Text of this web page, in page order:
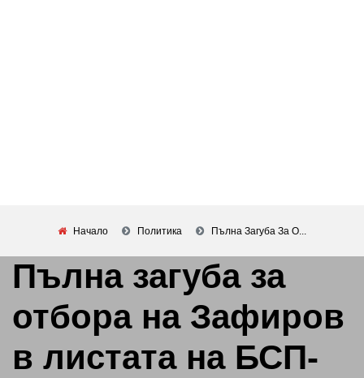
Начало Политика Пълна Загуба За О...
Пълна загуба за
отбора на Зафиров
в листата на БСП-